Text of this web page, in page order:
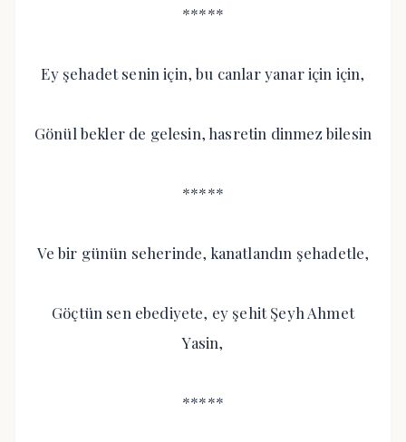
*****
Ey şehadet senin için, bu canlar yanar için için,
Gönül bekler de gelesin, hasretin dinmez bilesin
*****
Ve bir günün seherinde, kanatlandın şehadetle,
Göçtün sen ebediyete, ey şehit Şeyh Ahmet
Yasin,
*****